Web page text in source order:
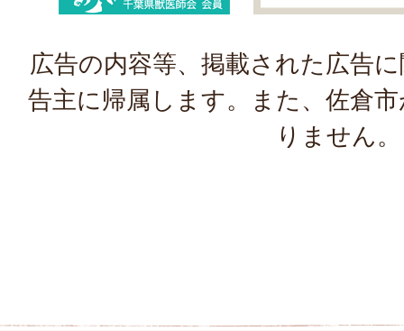
広告の内容等、掲載された広告
告主に帰属します。また、佐倉
りません。